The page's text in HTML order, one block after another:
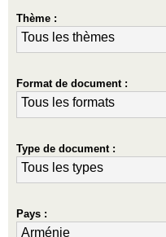
Thème :
Format de document :
Type de document :
Pays :